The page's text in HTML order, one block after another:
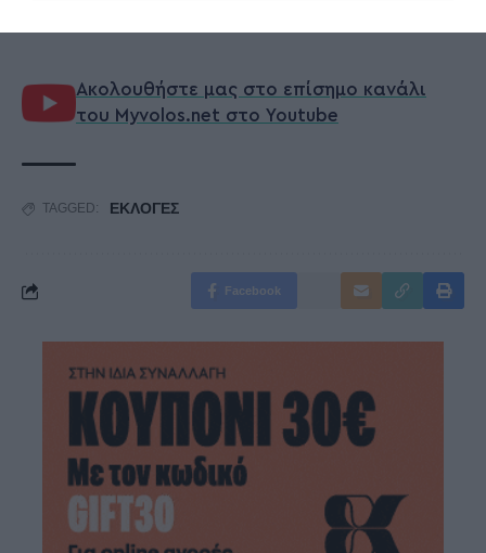
Ακολουθήστε μας στο επίσημο κανάλι
του Myvolos.net στο Youtube
TAGGED: ΕΚΛΟΓΕΣ
Facebook